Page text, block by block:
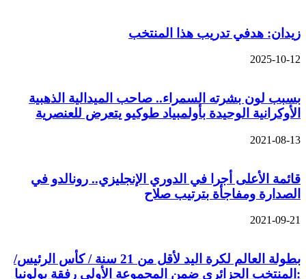
زيدان: هدفي تدريب هذا المنتخب
2025-10-12
بسبب لون بشرته السمراء.. صاحب الميدالية الذهبية
الأوكرانية الوحيدة بأولمبياد طوكيو يتعرض للعنصرية
2021-08-13
قائمة الأعلى أجرا في الدوري الإنجليزي.. رونالدو في
الصدارة ومفاجأة بترتيب صلاح
2021-09-21
بطولة العالم لكرة اليد لأقل من 21 سنة / كأس الرئيس/
:المنتخب الجزائري ضمن المجموعة الأولى رفقة بولونيا